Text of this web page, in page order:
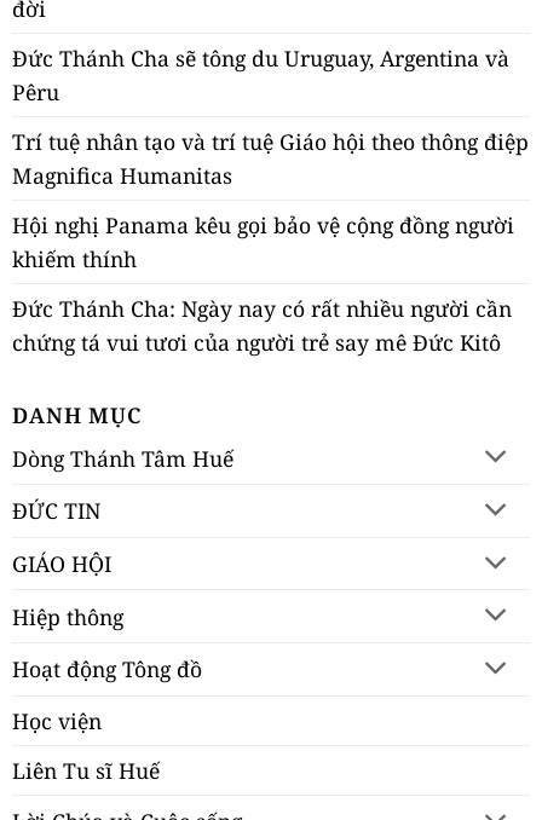
đời
Đức Thánh Cha sẽ tông du Uruguay, Argentina và
Pêru
Trí tuệ nhân tạo và trí tuệ Giáo hội theo thông điệp
Magnifica Humanitas
Hội nghị Panama kêu gọi bảo vệ cộng đồng người
khiếm thính
Đức Thánh Cha: Ngày nay có rất nhiều người cần
chứng tá vui tươi của người trẻ say mê Đức Kitô
DANH MỤC
Dòng Thánh Tâm Huế
ĐỨC TIN
GIÁO HỘI
Hiệp thông
Hoạt động Tông đồ
Học viện
Liên Tu sĩ Huế